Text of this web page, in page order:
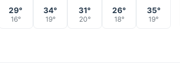
29°
16°
34°
19°
31°
20°
26°
18°
35°
19°